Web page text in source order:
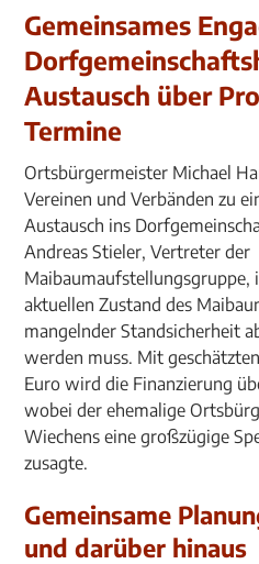
Gemeinsames
Austausch über
Termine
Ortsbürgermeister Michael
Vereinen und Verbänden zu
Austausch ins
Andreas Stieler, Vertreter der
Maibaumaufstellungsgruppe,
aktuellen Zustand des
mangelnder Standsicherheit
werden muss. Mit
Euro wird die Finanzierung
wobei der ehemalige
Wiechens eine großzügige
zusagte.
Gemeinsame
und darüber hinaus